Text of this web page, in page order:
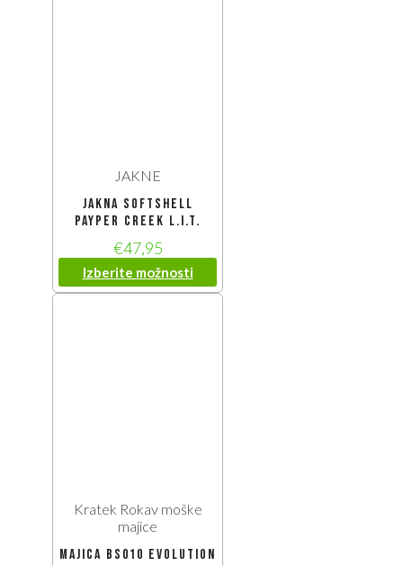
JAKNE
Jakna softshell
Payper Creek L.I.T.
€47,95
Izberite možnosti
Kratek Rokav moške
majice
Majica BS010 Evolution